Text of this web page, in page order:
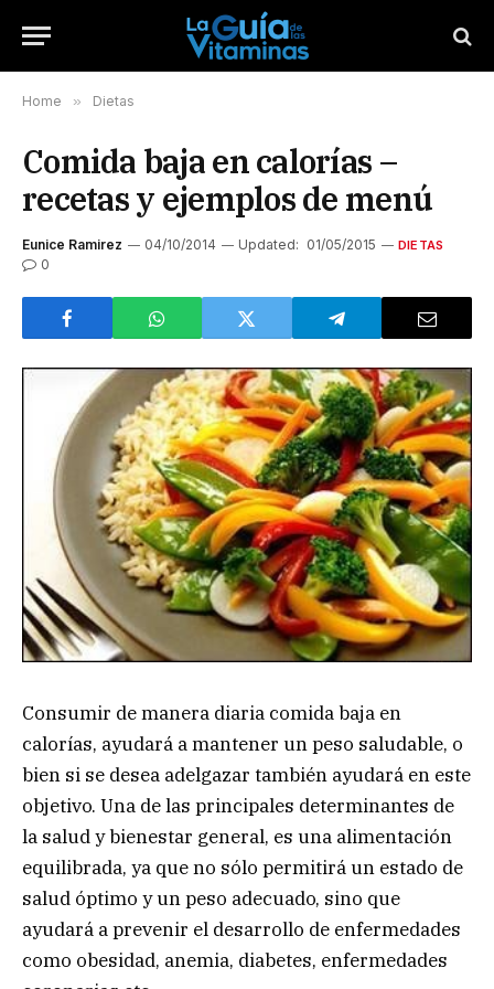
Home » Dietas
Comida baja en calorías –
recetas y ejemplos de menú
Eunice Ramirez 04/10/2014 Updated: 01/05/2015 DIETAS
0
Consumir de manera diaria comida baja en
calorías, ayudará a mantener un peso saludable, o
bien si se desea adelgazar también ayudará en este
objetivo. Una de las principales determinantes de
la salud y bienestar general, es una alimentación
equilibrada, ya que no sólo permitirá un estado de
salud óptimo y un peso adecuado, sino que
ayudará a prevenir el desarrollo de enfermedades
como obesidad, anemia, diabetes, enfermedades